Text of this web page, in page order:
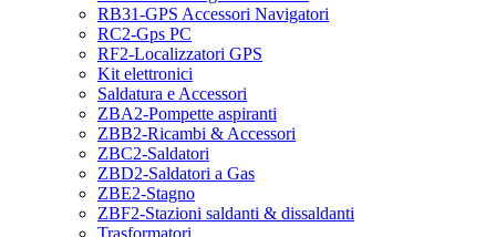
RB31-GPS Accessori Navigatori
RC2-Gps PC
RF2-Localizzatori GPS
Kit elettronici
Saldatura e Accessori
ZBA2-Pompette aspiranti
ZBB2-Ricambi & Accessori
ZBC2-Saldatori
ZBD2-Saldatori a Gas
ZBE2-Stagno
ZBF2-Stazioni saldanti & dissaldanti
Trasformatori